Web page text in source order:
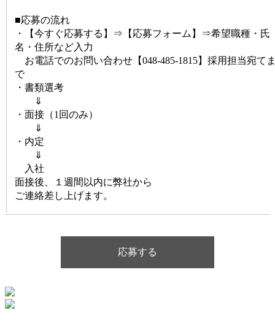
■応募の流れ
・【今すぐ応募する】⇒【応募フォーム】⇒希望職種・氏
名・住所など入力
お電話でのお問い合わせ【048-485-1815】採用担当宛て
で
・書類選考
⇓
・面接（1回のみ）
⇓
・内定
⇓
入社
面接後、１週間以内に弊社から
ご連絡差し上げます。
応募する